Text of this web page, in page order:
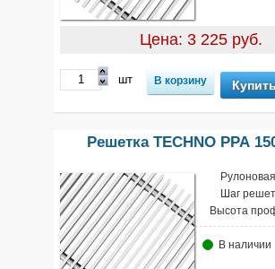
Цена: 3 225 руб.
шт
Решетка TECHNO РРА
Шаг
Высота
В наличии